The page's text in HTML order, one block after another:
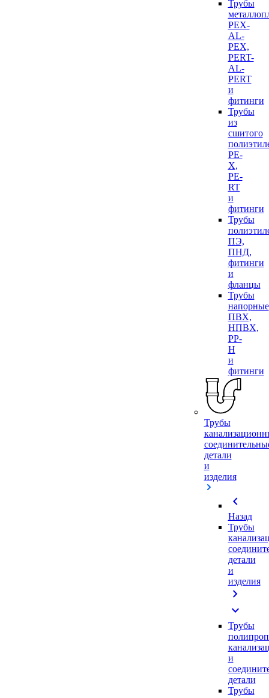
Трубы
PEX-
AL-
PEX,
PERT-
AL-
PERT
и
фитинги
Трубы
из
сшитого
PE-
X,
PE-
RT
и
фитинги
Трубы
ПЭ,
ПНД,
фитинги
и
фланцы
Трубы
напорные
ПВХ,
НПВХ,
PP-
H
и
фитинги
Трубы
детали
и
изделия
chevron_left
Назад
Трубы
детали
и
изделия
chevron_right
expand_more
Трубы
и
детали
Трубы